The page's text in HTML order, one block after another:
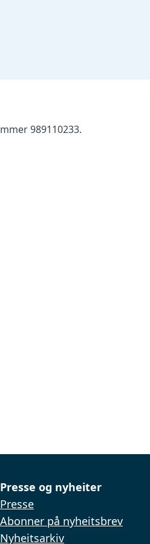
989110233.
Presse og nyheiter
Presse
Abonner på nyheitsbrev
Nyheitsarkiv